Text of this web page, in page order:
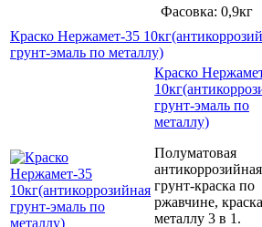
Фасовка: 0,9кг
Краско Нержамет-35
грунт-эмаль по металлу)
Краско
грунт-эмаль по
металлу)
Полуматовая
антикоррозийная
грунт-краска по
ржавчине,
металлу 3 в 1.